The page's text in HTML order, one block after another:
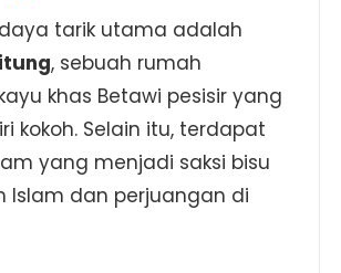
tarik utama adalah
, sebuah rumah
khas Betawi pesisir yang
kokoh. Selain itu, terdapat
yang menjadi saksi bisu
Islam dan perjuangan di